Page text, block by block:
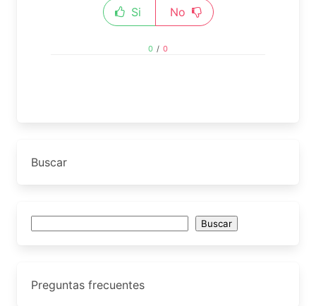
Si No
0 / 0
Buscar
Buscar
Preguntas frecuentes